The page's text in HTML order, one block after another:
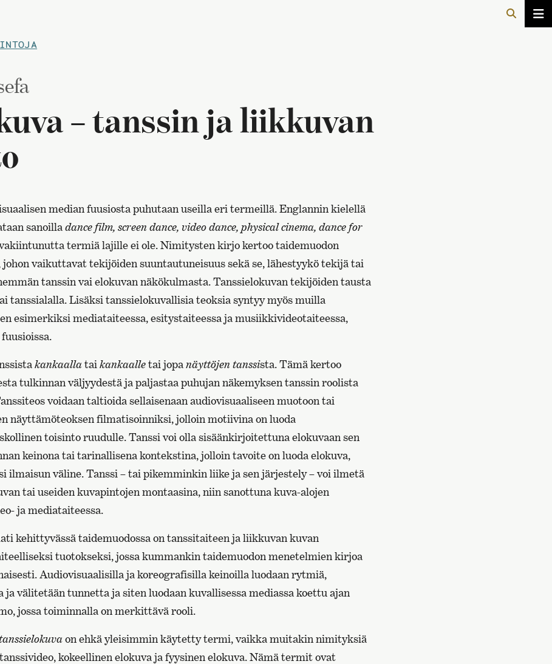
– tanssin ja liikkuvan
median fuusiosta puhutaan useilla eri termeillä. Englannin kielellä
sanoilladance film, screen dance, video dance, physical cinema, dance for
termiä lajille ei ole. Nimitysten kirjo kertoo taidemuodon
johon vaikuttavat tekijöiden suuntautuneisuus sekä se, lähestyykö tekijä tai
tanssin vai elokuvan näkökulmasta. Tanssielokuvan tekijöiden tausta
tanssialalla. Lisäksi tanssielokuvallisia teoksia syntyy myös muilla
esimerkiksi mediataiteessa, esitystaiteessa ja musiikkivideotaiteessa,
kankaallatai kankaalletai jopanäyttöjen tanssista. Tämä kertoo
tulkinnan väljyydestä ja paljastaa puhujan näkemyksen tanssin roolista
voidaan taltioida sellaisenaan audiovisuaaliseen muotoon tai
näyttämöteoksen filmatisoinniksi, jolloin motiivina on luoda
toisinto ruudulle. Tanssi voi olla sisäänkirjoitettuna elokuvaan sen
keinona tai tarinallisena kontekstina, jolloin tavoite on luoda elokuva,
ilmaisun väline. Tanssi – tai pikemminkin liike ja sen järjestely – voi ilmetä
tai useiden kuvapintojen montaasina, niin sanottuna kuva-alojen
ja mediataiteessa.
kehittyvässä taidemuodossa on tanssitaiteen ja liikkuvan kuvan
tuotokseksi, jossa kummankin taidemuodon menetelmien kirjoa
Audiovisuaalisilla ja koreografisilla keinoilla luodaan rytmiä,
välitetään tunnetta ja siten luodaan kuvallisessa mediassa koettu ajan
jossa toiminnalla on merkittävä rooli.
on ehkä yleisimmin käytetty termi, vaikka muitakin nimityksiä
kokeellinen elokuva ja fyysinen elokuva. Nämä termit ovat